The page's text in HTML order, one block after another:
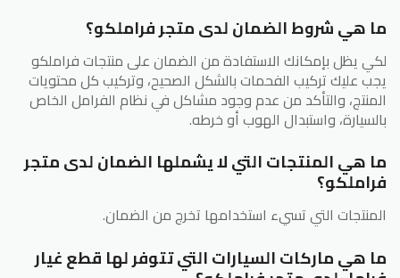
ما هي شروط الضمان لدى متجر فراملكو؟
لكي يظل بإمكانك الاستفادة من الضمان على منتجات فراملكو
يجب عليك تركيب الفحمات بالشكل الصحيح، وتركيب كل محتويات
المنتج، والتأكد من عدم وجود مشاكل في نظام الفرامل الخاص
بالسيارة، واستبدال الهوب أو خرطه.
ما هي المنتجات التي لا يشملها الضمان لدى متجر
فراملكو؟
المنتجات التي تسيء استخدامها تخرج من الضمان.
ما هي ماركات السيارات التي تتوفر لها قطع غيار